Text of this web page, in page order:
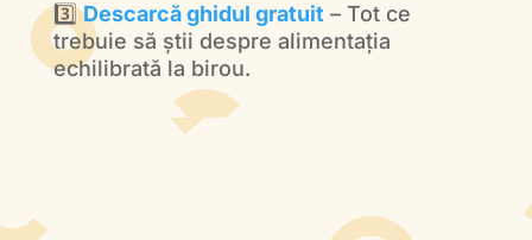
3️⃣Descarcă ghidul gratuit – Tot ce
trebuie să știi despre alimentația
echilibrată la birou.